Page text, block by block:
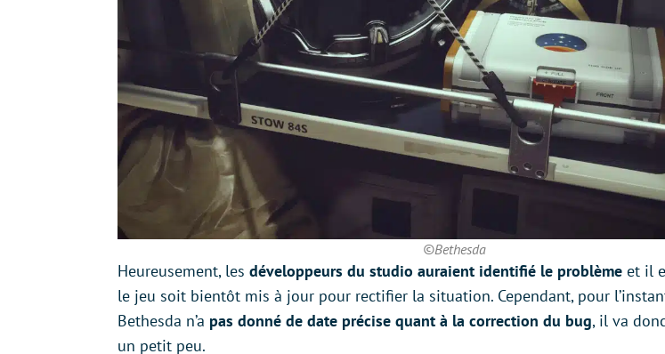
©Bethesda
Heureusement, les développeurs du studio auraient identifié le problème et il
le jeu soit bientôt mis à jour pour rectifier la situation. Cependant, pour
Bethesda n’a pas donné de date précise quant à la correction du bug, il va
un petit peu.